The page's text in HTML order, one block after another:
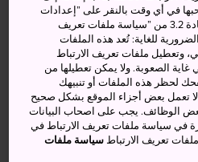
كما تضم منطقة أيتشيغو يوزاوا 12 ساحة تزلج، منها منتجع يوزاوا
بانورامية للبلدات المجاورة
بالسيارة أو بالقطار،
حيث تقع ساحات التزلج على بُعد 70 دقيقة بقطار شينكانسن
في أي وقت بالنقر على ”إعدادات
ملفات تعريف الارتباط“ تحت المادة 3.2 من ”سياسة ملفات تعريف
للغاية: تُعد هذه الملفات
وتعطيل ملفات تعريف الارتباط
غاية الصعوبة. ولا يمكن تعطيلها من
لحظر هذه الملفات أو تنبيهك
لا تعمل بعض أجزاء الموقع بشكل صحيح
الوظائف. يجب على اصحاب البيانات
في سياسة ملفات تعريف الارتباط في
تعريف الارتباطسياسة ملفات